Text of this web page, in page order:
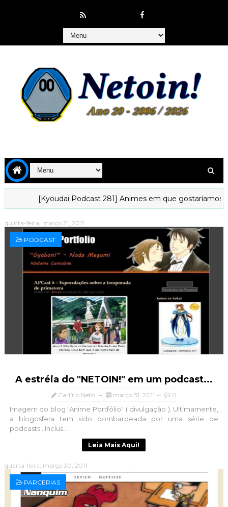
[Kyoudai Podcast 281] Animes em que gostaríamos de viver...
quinta-feira, março 31, 2011
PODCAST
A estréia do "NETOIN!" em um podcast...
Carlírio Neto março 31, 2011 0
Imagem do blog "Anime Portfólio" ( divulgação ). Ultimamente,
a blogosfera tem sido bombardeada por uma série de
podcasts . Inclus...
Leia Mais Aqui!
quarta-feira, março 30, 2011
PARCERIAS